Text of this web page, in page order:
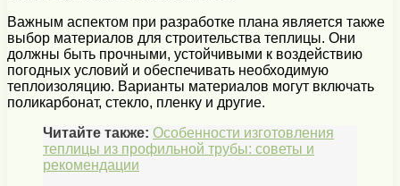
Важным аспектом при разработке плана является также
выбор материалов для строительства теплицы. Они
должны быть прочными, устойчивыми к воздействию
погодных условий и обеспечивать необходимую
теплоизоляцию. Варианты материалов могут включать
поликарбонат, стекло, пленку и другие.
Читайте также: Особенности изготовления
теплицы из профильной трубы: советы и
рекомендации